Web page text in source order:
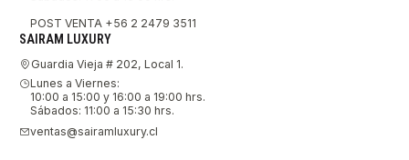
POST VENTA +56 2 2479 3511
SAIRAM LUXURY
Guardia Vieja # 202, Local 1.
Lunes a Viernes:
10:00 a 15:00 y 16:00 a 19:00 hrs.
Sábados: 11:00 a 15:30 hrs.
ventas@sairamluxury.cl